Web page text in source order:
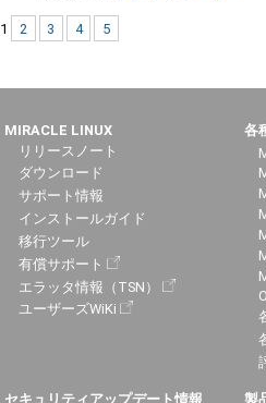
1 2 3 4 5
MIRACLE LINUX
リリースノート
ダウンロード
サポート情報
インストールガイド
移行ツール
有償サポート
エラッタ情報（TSN）
ユーザーズWiKi
各
セキュリティアップデート情報 製